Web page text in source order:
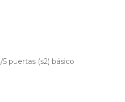
puertas (s2) básico